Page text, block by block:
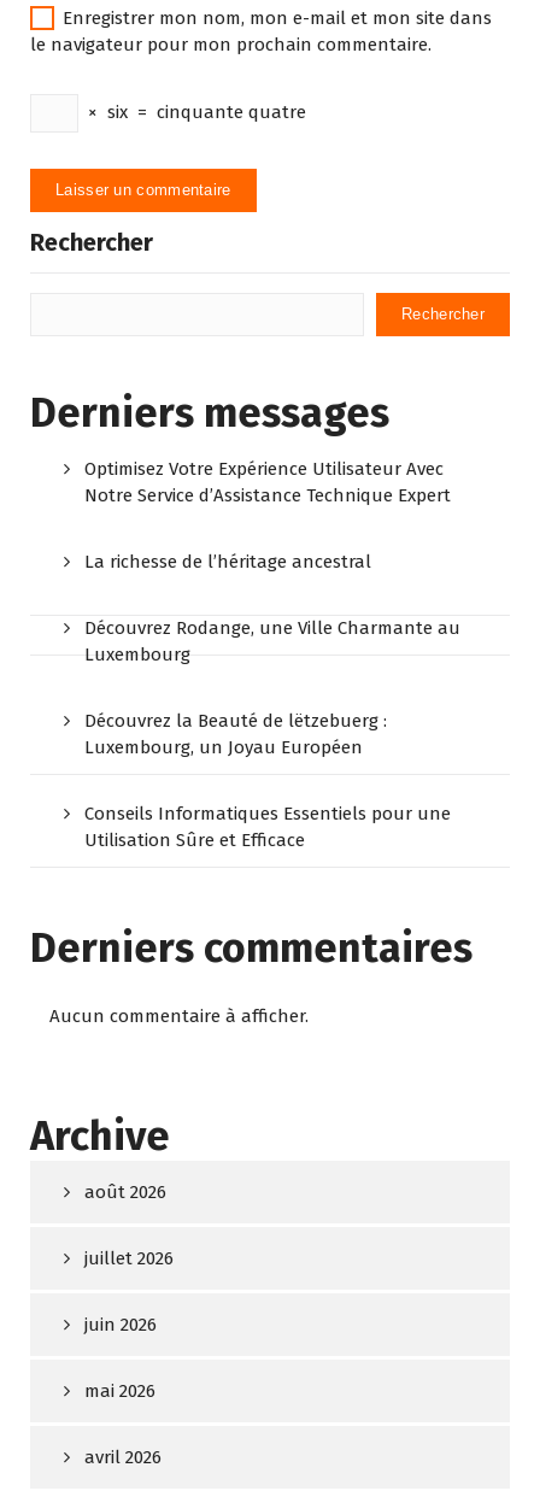
Enregistrer mon nom, mon e-mail et mon site dans
le navigateur pour mon prochain commentaire.
× six = cinquante quatre
Rechercher
Rechercher
Derniers messages
Optimisez Votre Expérience Utilisateur Avec
Notre Service d’Assistance Technique Expert
La richesse de l’héritage ancestral
Découvrez Rodange, une Ville Charmante au
Luxembourg
Découvrez la Beauté de lëtzebuerg :
Luxembourg, un Joyau Européen
Conseils Informatiques Essentiels pour une
Utilisation Sûre et Efficace
Derniers commentaires
Aucun commentaire à afficher.
Archive
août 2026
juillet 2026
juin 2026
mai 2026
avril 2026